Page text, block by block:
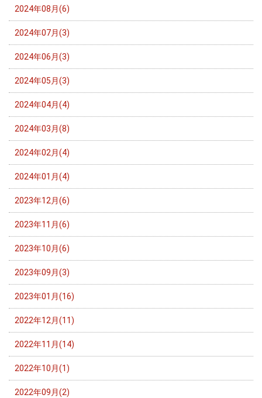
2024年08月(6)
2024年07月(3)
2024年06月(3)
2024年05月(3)
2024年04月(4)
2024年03月(8)
2024年02月(4)
2024年01月(4)
2023年12月(6)
2023年11月(6)
2023年10月(6)
2023年09月(3)
2023年01月(16)
2022年12月(11)
2022年11月(14)
2022年10月(1)
2022年09月(2)